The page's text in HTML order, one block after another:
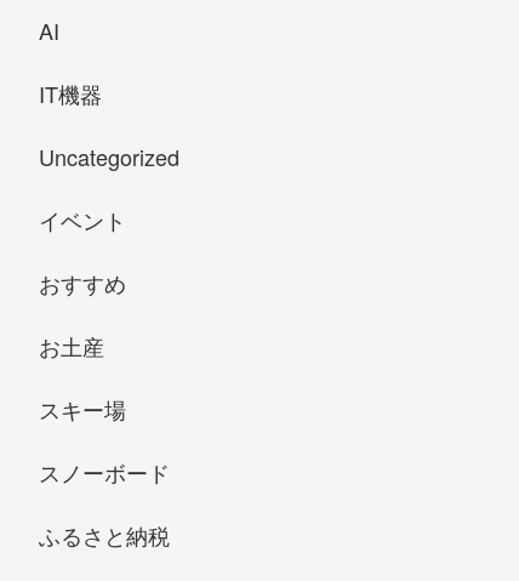
AI
IT機器
Uncategorized
イベント
おすすめ
お土産
スキー場
スノーボード
ふるさと納税